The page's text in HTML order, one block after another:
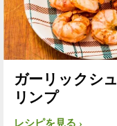
ガーリックシュ
リンプ
レシピを見る